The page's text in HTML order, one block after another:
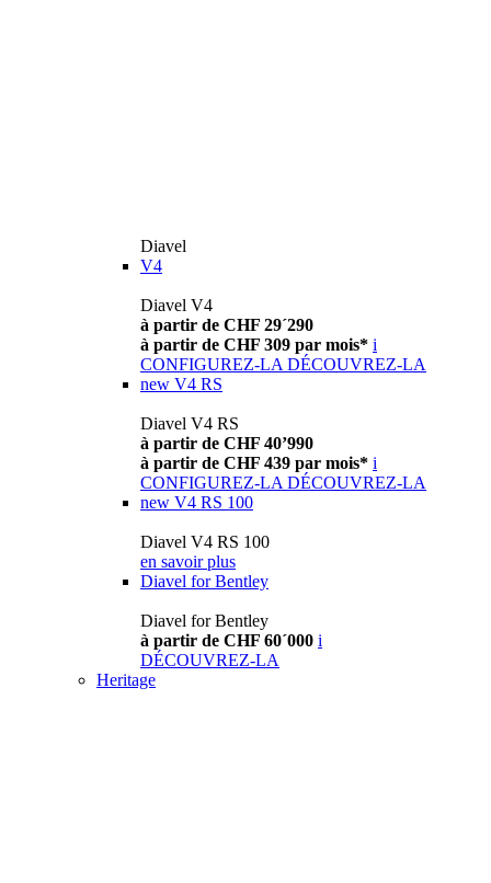
Diavel
V4
Diavel V4
à partir de CHF 29´290
à partir de CHF 309 par mois* i
CONFIGUREZ-LA DÉCOUVREZ-LA
new V4 RS
Diavel V4 RS
à partir de CHF 40’990
à partir de CHF 439 par mois* i
CONFIGUREZ-LA DÉCOUVREZ-LA
new V4 RS 100
Diavel V4 RS 100
en savoir plus
Diavel for Bentley
Diavel for Bentley
à partir de CHF 60´000 i
DÉCOUVREZ-LA
Heritage